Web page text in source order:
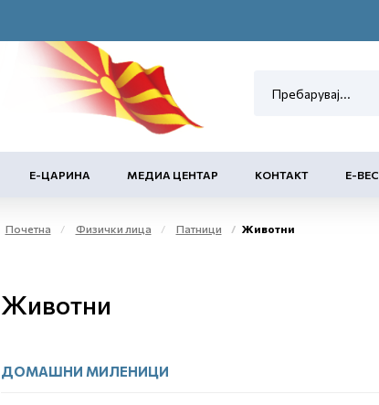
Е-ЦАРИНА МЕДИА ЦЕНТАР КОНТАКТ Е-
Почетна Физички лица Патници Животни
Животни
ДОМАШНИ МИЛЕНИЦИ